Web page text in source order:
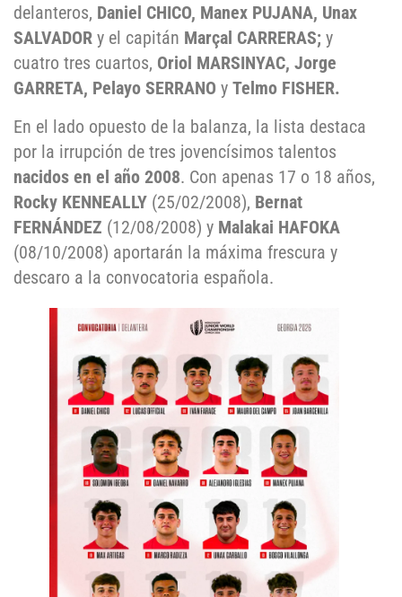
delanteros, Daniel CHICO, Manex PUJANA, Unax
SALVADOR y el capitán Marçal CARRERAS; y
cuatro tres cuartos, Oriol MARSINYAC, Jorge
GARRETA, Pelayo SERRANO y Telmo FISHER.
En el lado opuesto de la balanza, la lista destaca
por la irrupción de tres jovencísimos talentos
nacidos en el año 2008. Con apenas 17 o 18 años,
Rocky KENNEALLY (25/02/2008), Bernat
FERNÁNDEZ (12/08/2008) y Malakai HAFOKA
(08/10/2008) aportarán la máxima frescura y
descaro a la convocatoria española.